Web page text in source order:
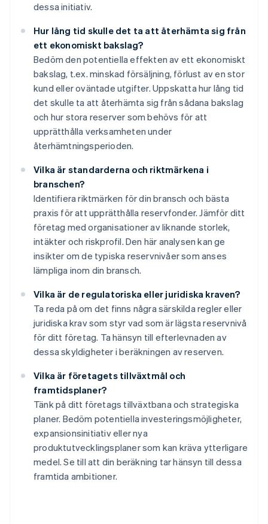
dessa initiativ.
Hur lång tid skulle det ta att återhämta sig från
ett ekonomiskt bakslag?
Bedöm den potentiella effekten av ett ekonomiskt
bakslag, t.ex. minskad försäljning, förlust av en stor
kund eller oväntade utgifter. Uppskatta hur lång tid
det skulle ta att återhämta sig från sådana bakslag
och hur stora reserver som behövs för att
upprätthålla verksamheten under
återhämtningsperioden.
Vilka är standarderna och riktmärkena i
branschen?
Identifiera riktmärken för din bransch och bästa
praxis för att upprätthålla reservfonder. Jämför ditt
företag med organisationer av liknande storlek,
intäkter och riskprofil. Den här analysen kan ge
insikter om de typiska reservnivåer som anses
lämpliga inom din bransch.
Vilka är de regulatoriska eller juridiska kraven?
Ta reda på om det finns några särskilda regler eller
juridiska krav som styr vad som är lägsta reservnivå
för ditt företag. Ta hänsyn till efterlevnaden av
dessa skyldigheter i beräkningen av reserven.
Vilka är företagets tillväxtmål och
framtidsplaner?
Tänk på ditt företags tillväxtbana och strategiska
planer. Bedöm potentiella investeringsmöjligheter,
expansionsinitiativ eller nya
produktutvecklingsplaner som kan kräva ytterligare
medel. Se till att din beräkning tar hänsyn till dessa
framtida ambitioner.